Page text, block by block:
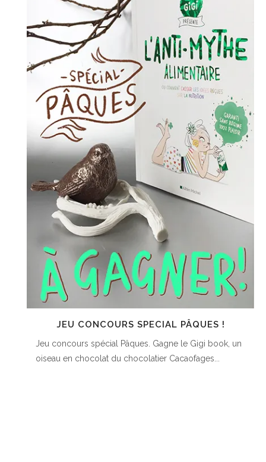
JEU CONCOURS SPECIAL PÂQUES !
Jeu concours spécial Pâques. Gagne le Gigi book, un
oiseau en chocolat du chocolatier Cacaofages...